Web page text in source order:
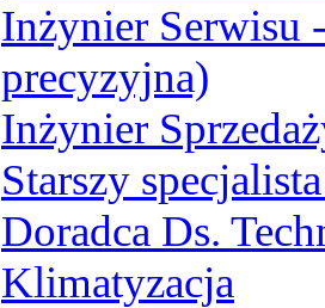
Inżynier Serwisu
precyzyjna)
Inżynier
Starszy
Doradca Ds.
Klimatyzacja